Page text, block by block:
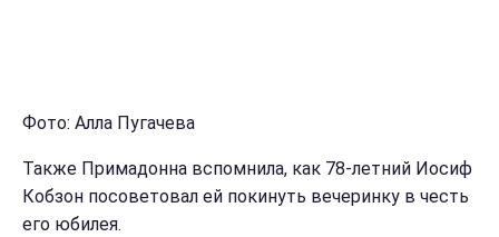
Фото: Алла Пугачева
Также Примадонна вспомнила, как 78-летний Иосиф
Кобзон посоветовал ей покинуть вечеринку в честь
его юбилея.